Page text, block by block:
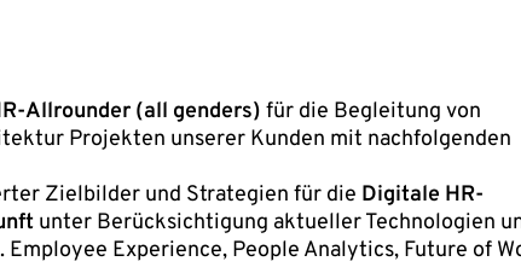
Allrounder (all genders) für die Begleitung von
Projekten unserer Kunden mit nachfolgenden
Zielbilder und Strategien für die Digitale HR-
unter Berücksichtigung aktueller Technologien
Employee Experience, People Analytics, Future of